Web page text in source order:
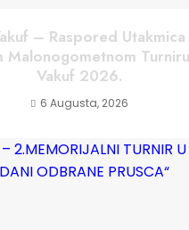
– Raspored Utakmica
Malonogometnom
Vakuf 2026.
6 Augusta, 2026